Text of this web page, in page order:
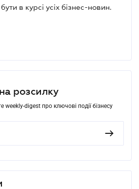
в курсі усіх бізнес-новин.
розсилку
digest про ключові події бізнесу